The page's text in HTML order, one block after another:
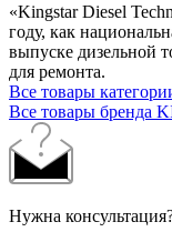
«Kingstar Diesel
году, как
выпуске дизельной
для ремонта.
Все товары
Все товары бренда
Нужна